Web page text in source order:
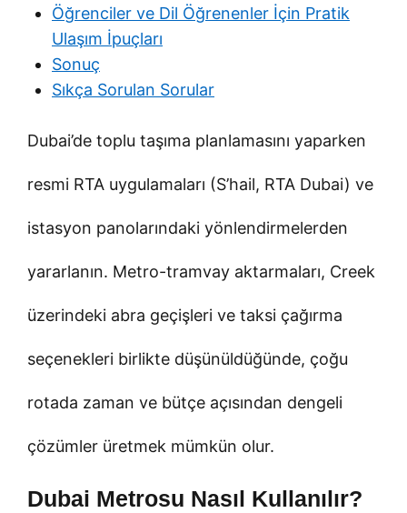
Öğrenciler ve Dil Öğrenenler İçin Pratik
Ulaşım İpuçları
Sonuç
Sıkça Sorulan Sorular
Dubai’de toplu taşıma planlamasını yaparken
resmi RTA uygulamaları (S’hail, RTA Dubai) ve
istasyon panolarındaki yönlendirmelerden
yararlanın. Metro-tramvay aktarmaları, Creek
üzerindeki abra geçişleri ve taksi çağırma
seçenekleri birlikte düşünüldüğünde, çoğu
rotada zaman ve bütçe açısından dengeli
çözümler üretmek mümkün olur.
Dubai Metrosu Nasıl Kullanılır?